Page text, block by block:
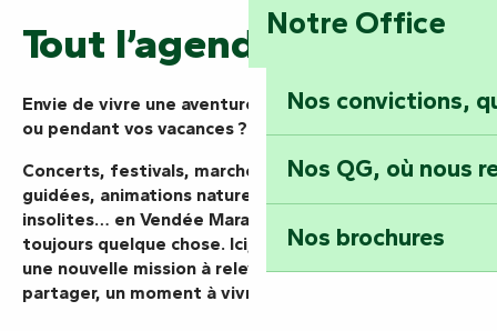
Notre Office
Nos convictions,
Nos QG, où nous
Nos brochures
Tout l’agenda
Envie de vivre une aventure aujourd’hui, ce week-end
ou pendant vos vacances ? Vous êtes au bon endroit.
Concerts, festivals, marchés, spectacles, visites
guidées, animations nature ou rendez-vous
insolites… en Vendée Marais Poitevin, il se passe
toujours quelque chose. Ici, chaque événement est
une nouvelle mission à relever, une expérience à
partager, un moment à vivre pleinement.